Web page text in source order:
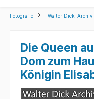
Fotografie Walter Dick-Archiv
Die Queen
Dom zum
Königin